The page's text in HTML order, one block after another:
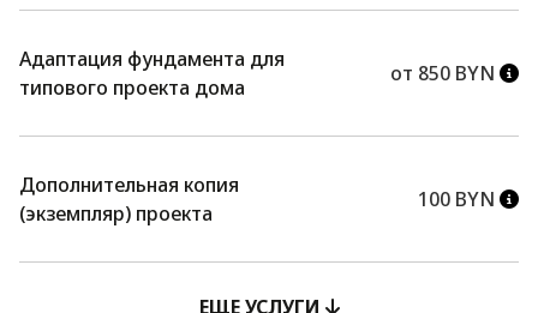
Адаптация фундамента для
типового проекта дома
от 850 BYN
Дополнительная копия
(экземпляр) проекта
100 BYN
ЕЩЕ УСЛУГИ